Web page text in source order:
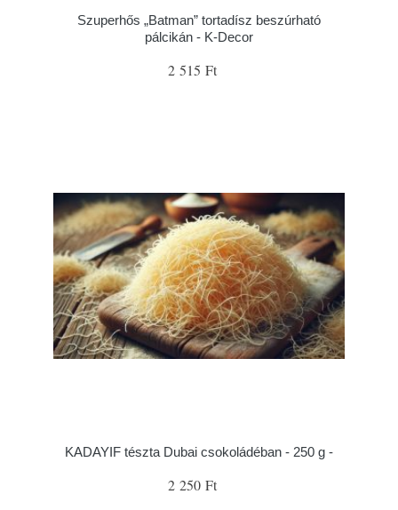
Szuperhős „Batman” tortadísz beszúrható
pálcikán - K-Decor
2 515 Ft
KADAYIF tészta Dubai csokoládéban - 250 g -
2 250 Ft